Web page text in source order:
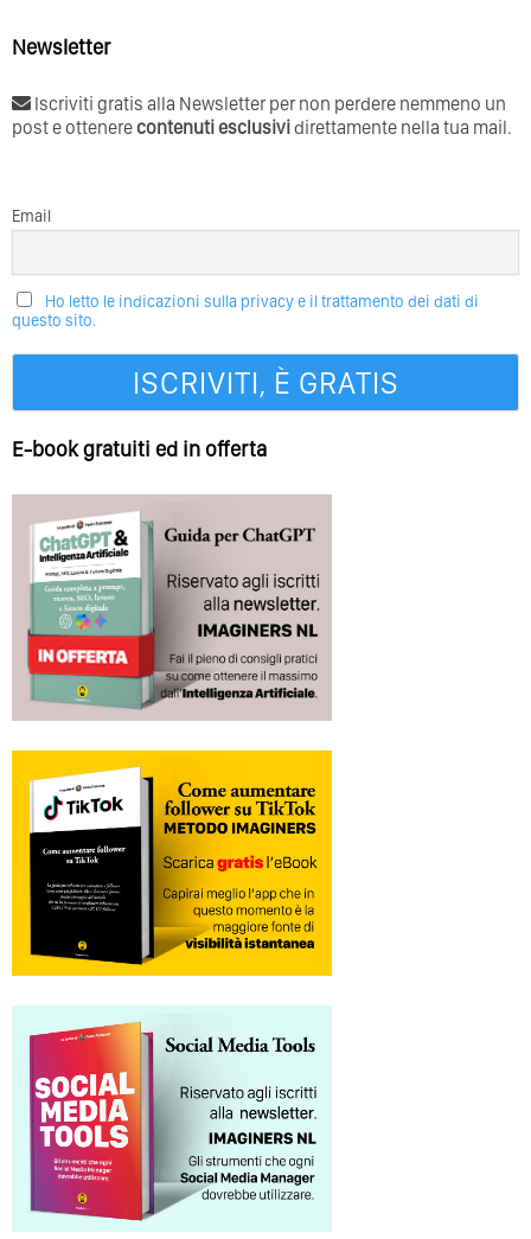
Newsletter
Iscriviti gratis alla Newsletter per non perdere nemmeno un
post e ottenerecontenuti esclusividirettamente nella tua mail.
Email
Ho letto le indicazioni sulla privacy e il trattamento dei dati di
questo sito.
E-book gratuiti ed in offerta